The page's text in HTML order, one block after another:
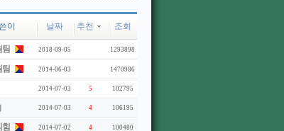
이 날짜 추천 조회
팀 2018-09-05 1293898
팀 2014-06-03 1470986
2014-07-03 5 102795
2014-07-03 4 106195
힘 2014-07-02 4 100480